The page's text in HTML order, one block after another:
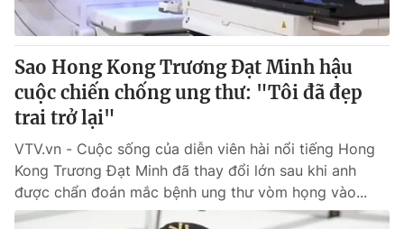
Sao Hong Kong Trương Đạt Minh hậu
cuộc chiến chống ung thư: "Tôi đã đẹp
trai trở lại"
VTV.vn - Cuộc sống của diễn viên hài nổi tiếng Hong
Kong Trương Đạt Minh đã thay đổi lớn sau khi anh
được chẩn đoán mắc bệnh ung thư vòm họng vào...